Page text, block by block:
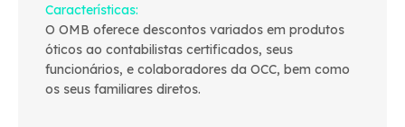
Características
O OMB oferece descontos variados em produtos
óticos ao contabilistas certificados, seus
funcionários, e colaboradores da OCC, bem como
os seus familiares diretos.